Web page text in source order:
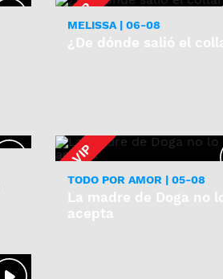
MELISSA | 06-08
¿De dónde salió el
TODO POR AMOR | 05-08
La madre de Doga no
acepta